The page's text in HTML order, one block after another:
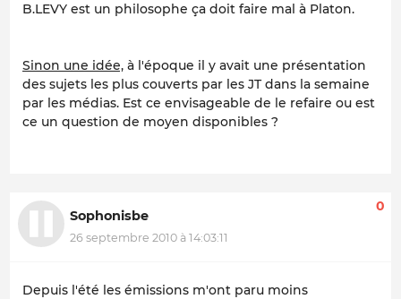
B.LEVY est un philosophe ça doit faire mal à Platon.
Sinon une idée, à l'époque il y avait une présentation
des sujets les plus couverts par les JT dans la semaine
par les médias. Est ce envisageable de le refaire ou est
ce un question de moyen disponibles ?
Sophonisbe
26 septembre 2010 à 14:03:11
0
Depuis l'été les émissions m'ont paru moins